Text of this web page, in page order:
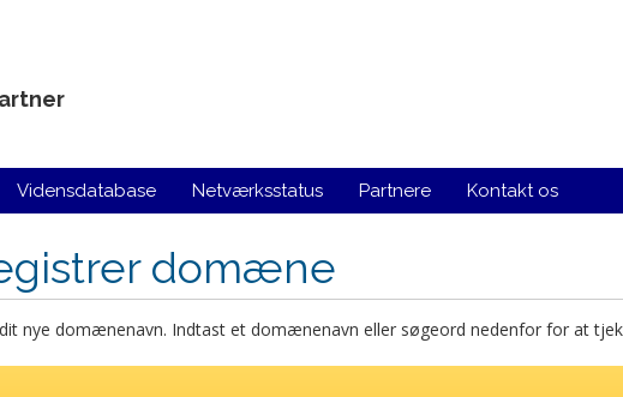
Vidensdatabase Netværksstatus Partnere Kontakt os
domæne
nye domænenavn. Indtast et domænenavn eller søgeord nedenfor for at